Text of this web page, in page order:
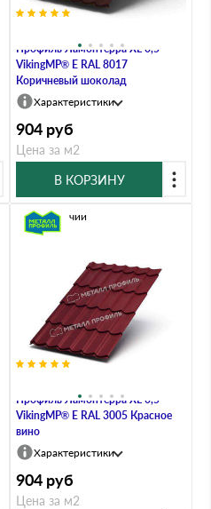
Профиль Ламонтерра XL 0,5
VikingMP® E RAL 8017
Коричневый шоколад
Характеристики
904 руб
Цена за м2
В КОРЗИНУ
Профиль Ламонтерра XL 0,5
VikingMP® E RAL 3005 Красное
вино
В наличии
Характеристики
904 руб
Цена за м2